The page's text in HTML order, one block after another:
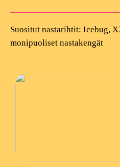
Suositut nastarihtit: Icebug,
monipuoliset nastakengät